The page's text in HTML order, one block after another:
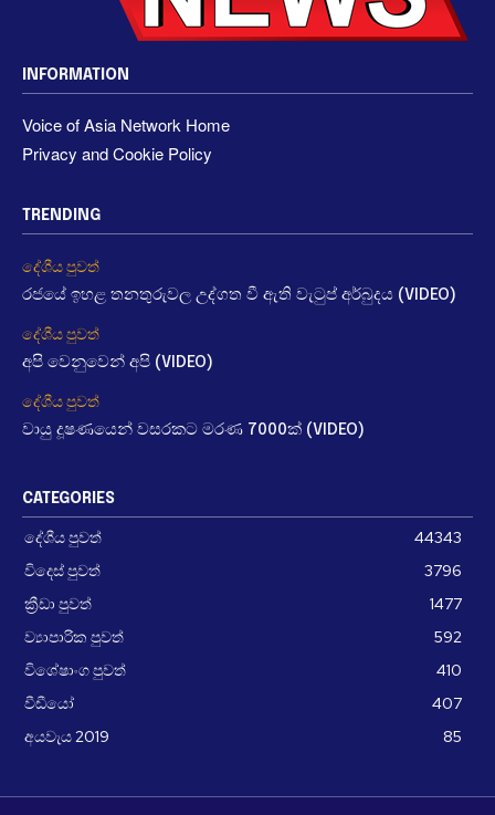
INFORMATION
Voice of Asia Network Home
Privacy and Cookie Policy
TRENDING
දේශීය පුවත්
රජයේ ඉහළ තනතුරුවල උද්ගත වී ඇති වැටුප් අර්බුදය (VIDEO)
දේශීය පුවත්
අපි වෙනුවෙන් අපි (VIDEO)
දේශීය පුවත්
වායු දූෂණයෙන් වසරකට මරණ 7000ක් (VIDEO)
CATEGORIES
දේශීය පුවත්
44343
විදෙස් පුවත්
3796
ක්‍රීඩා පුවත්
1477
ව්‍යාපාරික පුවත්
592
විශේෂාංග පුවත්
410
වීඩීයෝ
407
අයවැය 2019
85